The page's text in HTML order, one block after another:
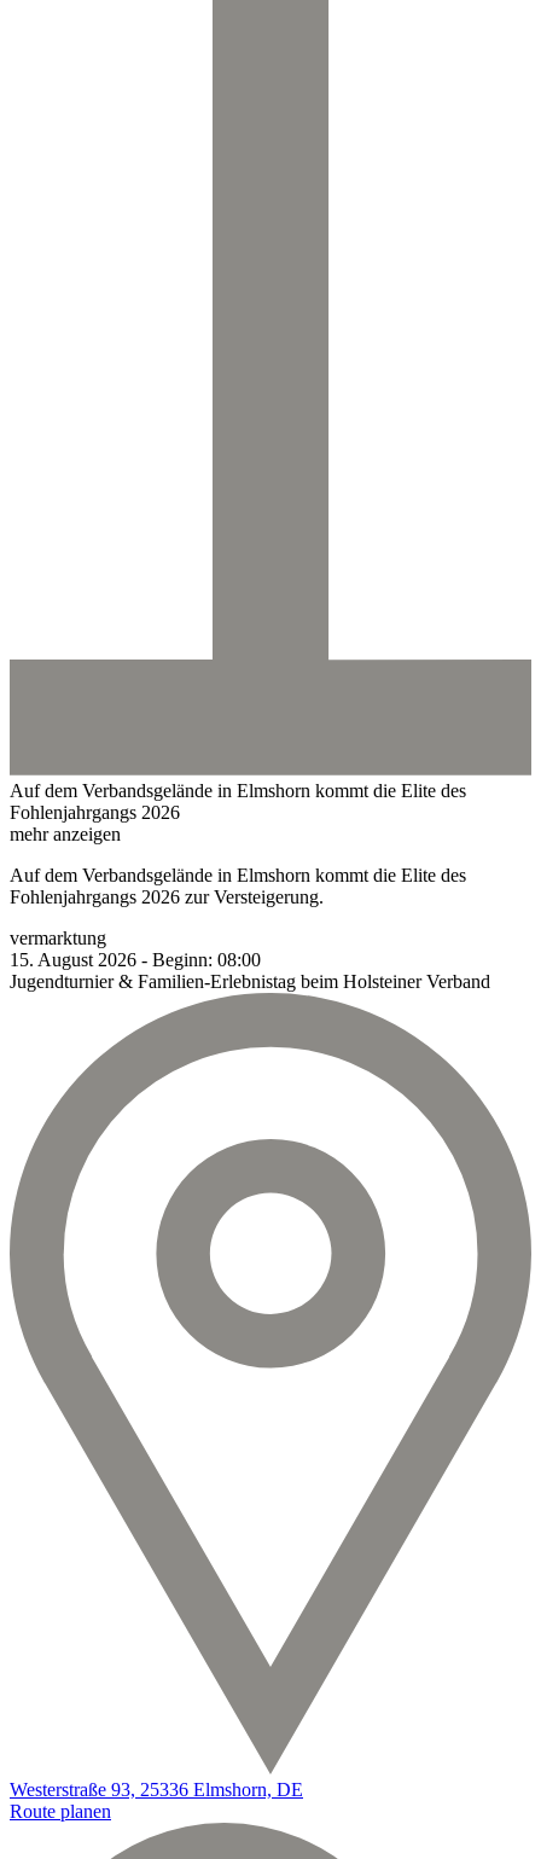
Auf dem Verbandsgelände in Elmshorn kommt die Elite des
Fohlenjahrgangs 2026
mehr anzeigen
Auf dem Verbandsgelände in Elmshorn kommt die Elite des
Fohlenjahrgangs 2026 zur Versteigerung.
vermarktung
15. August 2026 - Beginn: 08:00
Jugendturnier & Familien-Erlebnistag beim Holsteiner Verband
Westerstraße 93, 25336 Elmshorn, DE
Route planen